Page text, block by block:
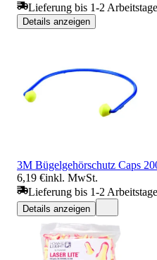
Lieferung bis 1-2 Arbeitstage
Details anzeigen
3M Bügelgehörschutz Caps
6,19 €inkl. MwSt.
Lieferung bis 1-2 Arbeitstage
Details anzeigen